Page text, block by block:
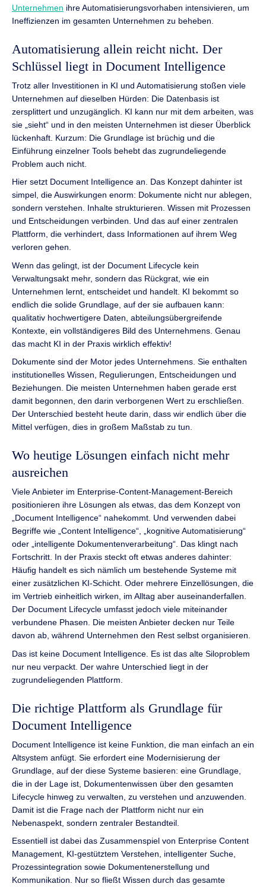
Unternehmen ihre Automatisierungsvorhaben intensivieren, um
Ineffizienzen im gesamten Unternehmen zu beheben.
Automatisierung allein reicht nicht. Der
Schlüssel liegt in Document Intelligence
Trotz aller Investitionen in KI und Automatisierung stoßen viele
Unternehmen auf dieselben Hürden: Die Datenbasis ist
zersplittert und unzugänglich. KI kann nur mit dem arbeiten, was
sie „sieht“ und in den meisten Unternehmen ist dieser Überblick
lückenhaft. Kurzum: Die Grundlage ist brüchig und die
Einführung einzelner Tools behebt das zugrundeliegende
Problem auch nicht.
Hier setzt Document Intelligence an. Das Konzept dahinter ist
simpel, die Auswirkungen enorm: Dokumente nicht nur ablegen,
sondern verstehen. Inhalte strukturieren. Wissen mit Prozessen
und Entscheidungen verbinden. Und das auf einer zentralen
Plattform, die verhindert, dass Informationen auf ihrem Weg
verloren gehen.
Wenn das gelingt, ist der Document Lifecycle kein
Verwaltungsakt mehr, sondern das Rückgrat, wie ein
Unternehmen lernt, entscheidet und handelt. KI bekommt so
endlich die solide Grundlage, auf der sie aufbauen kann:
qualitativ hochwertigere Daten, abteilungsübergreifende
Kontexte, ein vollständigeres Bild des Unternehmens. Genau
das macht KI in der Praxis wirklich effektiv!
Dokumente sind der Motor jedes Unternehmens. Sie enthalten
institutionelles Wissen, Regulierungen, Entscheidungen und
Beziehungen. Die meisten Unternehmen haben gerade erst
damit begonnen, den darin verborgenen Wert zu erschließen.
Der Unterschied besteht heute darin, dass wir endlich über die
Mittel verfügen, dies in großem Maßstab zu tun.
Wo heutige Lösungen einfach nicht mehr
ausreichen
Viele Anbieter im Enterprise-Content-Management-Bereich
positionieren ihre Lösungen als etwas, das dem Konzept von
„Document Intelligence“ nahekommt. Und verwenden dabei
Begriffe wie „Content Intelligence“, „kognitive Automatisierung“
oder „intelligente Dokumentenverarbeitung“. Das klingt nach
Fortschritt. In der Praxis steckt oft etwas anderes dahinter:
Häufig handelt es sich nämlich um bestehende Systeme mit
einer zusätzlichen KI-Schicht. Oder mehrere Einzellösungen, die
im Vertrieb einheitlich wirken, im Alltag aber auseinanderfallen.
Der Document Lifecycle umfasst jedoch viele miteinander
verbundene Phasen. Die meisten Anbieter decken nur Teile
davon ab, während Unternehmen den Rest selbst organisieren.
Das ist keine Document Intelligence. Es ist das alte Siloproblem
nur neu verpackt. Der wahre Unterschied liegt in der
zugrundeliegenden Plattform.
Die richtige Plattform als Grundlage für
Document Intelligence
Document Intelligence ist keine Funktion, die man einfach an ein
Altsystem anfügt. Sie erfordert eine Modernisierung der
Grundlage, auf der diese Systeme basieren: eine Grundlage,
die in der Lage ist, Dokumentenwissen über den gesamten
Lifecycle hinweg zu verwalten, zu verstehen und anzuwenden.
Damit ist die Frage nach der Plattform nicht nur ein
Nebenaspekt, sondern zentraler Bestandteil.
Essentiell ist dabei das Zusammenspiel von Enterprise Content
Management, KI-gestütztem Verstehen, intelligenter Suche,
Prozessintegration sowie Dokumentenerstellung und
Kommunikation. Nur so fließt Wissen durch das gesamte